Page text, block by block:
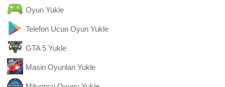
Oyun Yukle
Telefon Ucun Oyun Yukle
GTA 5 Yukle
Masin Oyunlari Yukle